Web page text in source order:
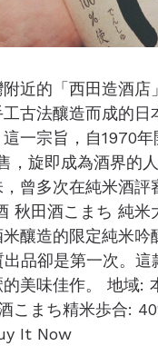
近的「西田造酒
古法釀造而成的
一宗旨，自1970
，旋即成為酒界的
曾多次在純米酒
秋田酒こまち 純
釀造的限定純米
品卻是第一次。
美味佳作。 地域:
こまち精米歩合:
It Now